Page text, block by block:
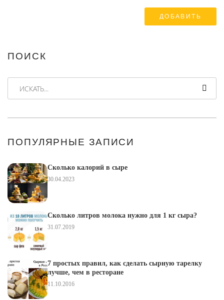
ПОИСК
ИСКАТЬ...
ПОПУЛЯРНЫЕ ЗАПИСИ
Сколько калорий в сыре
30.04.2023
Сколько литров молока нужно для 1 кг сыра?
31.07.2019
7 простых правил, как сделать сырную тарелку
лучше, чем в ресторане
11.10.2016